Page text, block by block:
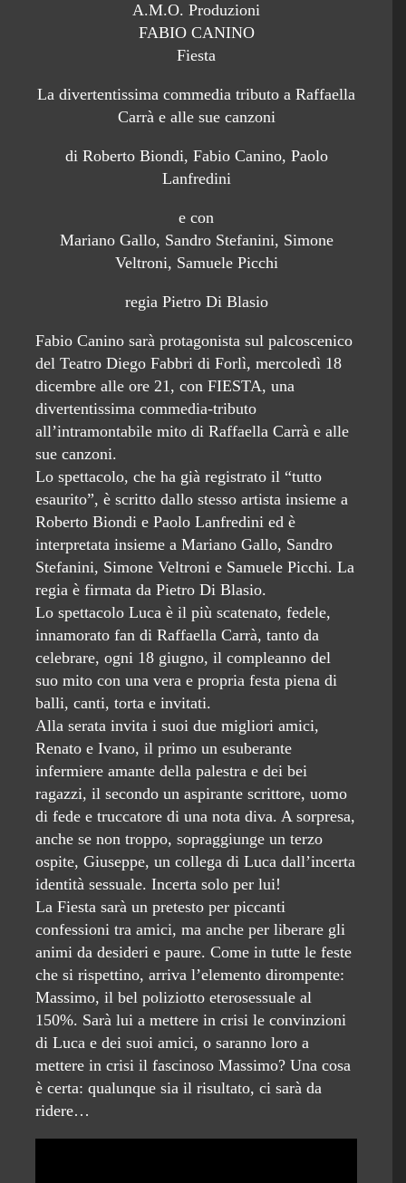
A.M.O. Produzioni
FABIO CANINO
Fiesta
La divertentissima commedia tributo a Raffaella
Carrà e alle sue canzoni
di Roberto Biondi, Fabio Canino, Paolo
Lanfredini
e con
Mariano Gallo, Sandro Stefanini, Simone
Veltroni, Samuele Picchi
regia Pietro Di Blasio
Fabio Canino sarà protagonista sul palcoscenico
del Teatro Diego Fabbri di Forlì, mercoledì 18
dicembre alle ore 21, con FIESTA, una
divertentissima commedia-tributo
all’intramontabile mito di Raffaella Carrà e alle
sue canzoni.
Lo spettacolo, che ha già registrato il “tutto
esaurito”, è scritto dallo stesso artista insieme a
Roberto Biondi e Paolo Lanfredini ed è
interpretata insieme a Mariano Gallo, Sandro
Stefanini, Simone Veltroni e Samuele Picchi. La
regia è firmata da Pietro Di Blasio.
Lo spettacolo Luca è il più scatenato, fedele,
innamorato fan di Raffaella Carrà, tanto da
celebrare, ogni 18 giugno, il compleanno del
suo mito con una vera e propria festa piena di
balli, canti, torta e invitati.
Alla serata invita i suoi due migliori amici,
Renato e Ivano, il primo un esuberante
infermiere amante della palestra e dei bei
ragazzi, il secondo un aspirante scrittore, uomo
di fede e truccatore di una nota diva. A sorpresa,
anche se non troppo, sopraggiunge un terzo
ospite, Giuseppe, un collega di Luca dall’incerta
identità sessuale. Incerta solo per lui!
La Fiesta sarà un pretesto per piccanti
confessioni tra amici, ma anche per liberare gli
animi da desideri e paure. Come in tutte le feste
che si rispettino, arriva l’elemento dirompente:
Massimo, il bel poliziotto eterosessuale al
150%. Sarà lui a mettere in crisi le convinzioni
di Luca e dei suoi amici, o saranno loro a
mettere in crisi il fascinoso Massimo? Una cosa
è certa: qualunque sia il risultato, ci sarà da
ridere…